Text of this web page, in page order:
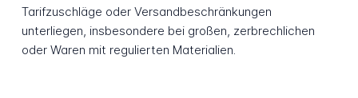
Tarifzuschläge oder Versandbeschränkungen
unterliegen, insbesondere bei großen, zerbrechlichen
oder Waren mit regulierten Materialien.